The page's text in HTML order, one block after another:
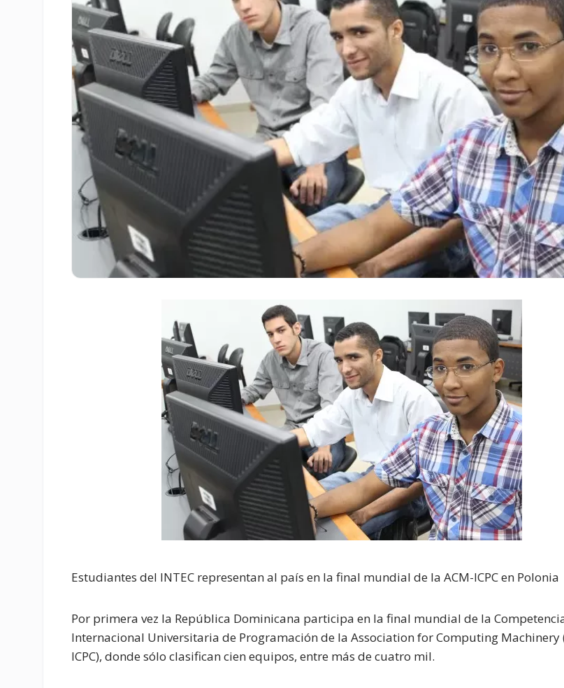
Estudiantes del INTEC representan al país en la final mundial de la ACM-ICPC en Polonia
Por primera vez la República Dominicana participa en la final mundial de la
Internacional Universitaria de Programación de la Association for Computing Machinery
ICPC), donde sólo clasifican cien equipos, entre más de cuatro mil.